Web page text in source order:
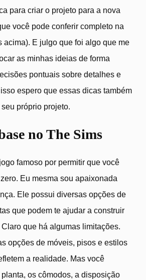
para criar o projeto para a nova
você pode conferir completo na
acima). E julgo que foi algo que me
as minhas ideias de forma
pontuais sobre detalhes e
espero que essas dicas também
próprio projeto.
no The Sims
famoso por permitir que você
Eu mesma sou apaixonada
Ele possui diversas opções de
que podem te ajudar a construir
que há algumas limitações.
opções de móveis, pisos e estilos
a realidade. Mas você
os cômodos, a disposição